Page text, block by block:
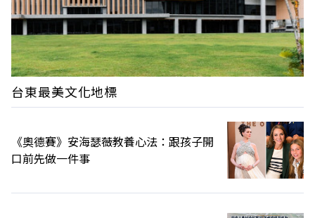
台東最美文化地標
《奧德賽》安海瑟薇教養心法：跟孩子開
口前先做一件事